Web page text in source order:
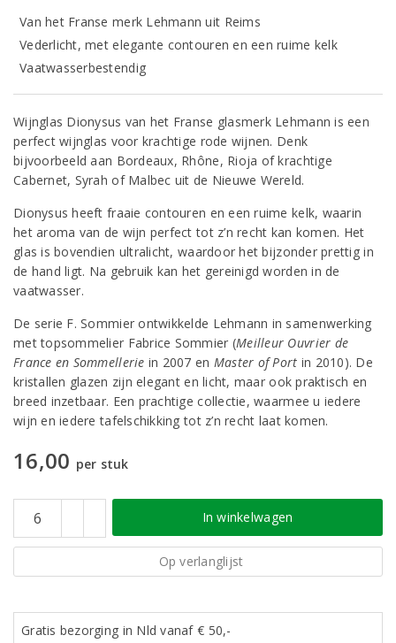
Van het Franse merk Lehmann uit Reims
Vederlicht, met elegante contouren en een ruime kelk
Vaatwasserbestendig
Wijnglas Dionysus van het Franse glasmerk Lehmann is een
perfect wijnglas voor krachtige rode wijnen. Denk
bijvoorbeeld aan Bordeaux, Rhône, Rioja of krachtige
Cabernet, Syrah of Malbec uit de Nieuwe Wereld.
Dionysus heeft fraaie contouren en een ruime kelk, waarin
het aroma van de wijn perfect tot z’n recht kan komen. Het
glas is bovendien ultralicht, waardoor het bijzonder prettig in
de hand ligt. Na gebruik kan het gereinigd worden in de
vaatwasser.
De serie F. Sommier ontwikkelde Lehmann in samenwerking
met topsommelier Fabrice Sommier (Meilleur Ouvrier de
France en Sommellerie in 2007 en Master of Port in 2010). De
kristallen glazen zijn elegant en licht, maar ook praktisch en
breed inzetbaar. Een prachtige collectie, waarmee u iedere
wijn en iedere tafelschikking tot z’n recht laat komen.
16,00 per stuk
In winkelwagen
Op verlanglijst
Gratis bezorging in Nld vanaf € 50,-